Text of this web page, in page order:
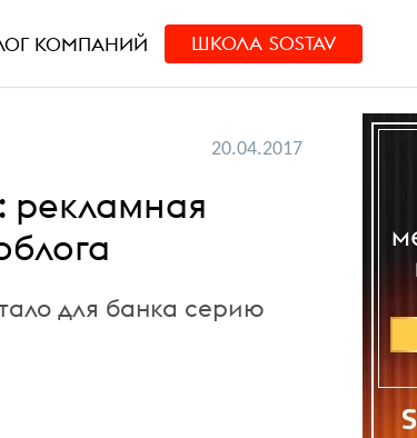
КОМПАНИЙ ШКОЛА SOSTAV
20.04.2017
рекламная
для банка серию